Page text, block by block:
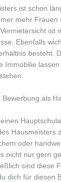
ist schon
mehr Frauen
ist
Ebenfalls
besteht.
Immobilie
als
Hausmeisters
oder
nicht nur gern
sind diese
dich für diesen